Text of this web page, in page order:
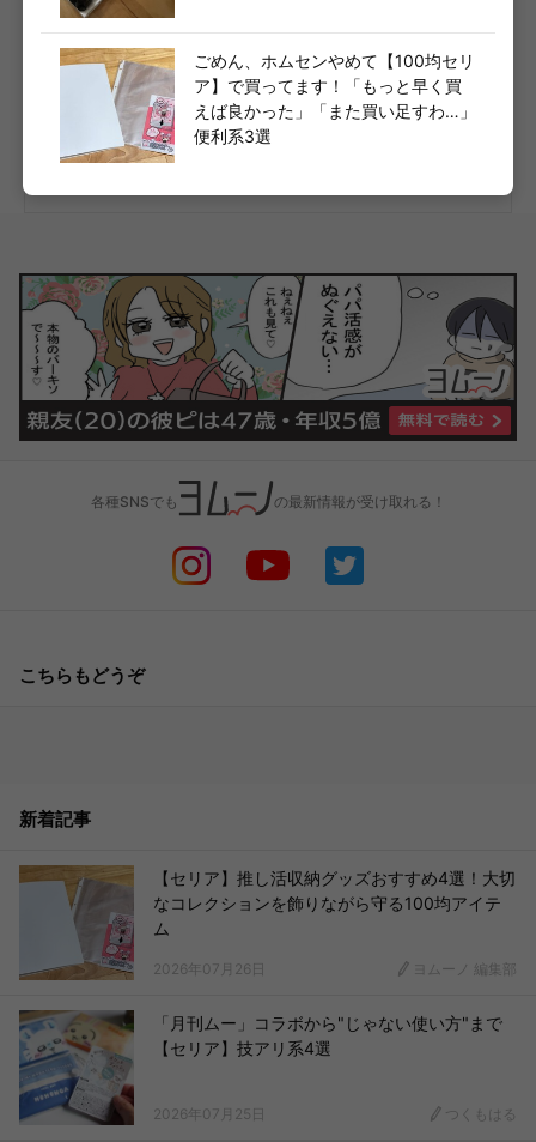
川島ヒロヒト
大切なヒトとモノに囲まれて暮らしたいWEBライター。「日常にちょっ
とした幸せを。」をテーマに日々活動中。シンプルな生活と美味しいも
のが大好きです。
無印良品
ごめん、ホムセンやめて【100均セリ
ア】で買ってます！「もっと早く買
えば良かった」「また買い足すわ…」
便利系3選
各種SNSでも の最新情報が受け取れる！
こちらもどうぞ
新着記事
【セリア】推し活収納グッズおすすめ4選！大切
なコレクションを飾りながら守る100均アイテ
ム
2026年07月26日 ヨムーノ 編集部
「月刊ムー」コラボから"じゃない使い方"まで
【セリア】技アリ系4選
2026年07月25日 つくもはる